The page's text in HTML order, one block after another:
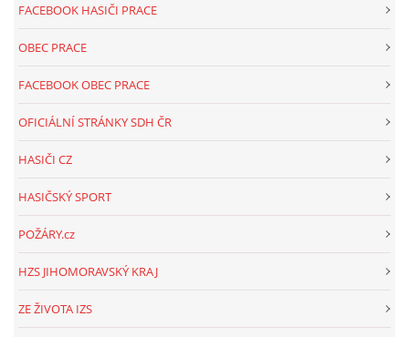
FACEBOOK HASIČI PRACE
OBEC PRACE
FACEBOOK OBEC PRACE
OFICIÁLNÍ STRÁNKY SDH ČR
HASIČI CZ
HASIČSKÝ SPORT
POŽÁRY.cz
HZS JIHOMORAVSKÝ KRAJ
ZE ŽIVOTA IZS